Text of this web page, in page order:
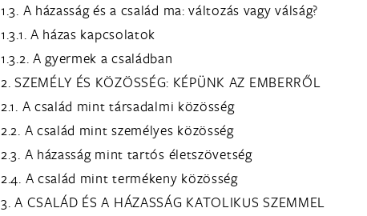
1.3. A házasság és a család ma: változás vagy válság?
1.3.1. A házas kapcsolatok
1.3.2. A gyermek a családban
2. SZEMÉLY ÉS KÖZÖSSÉG: KÉPÜNK AZ EMBERRŐL
2.1. A család mint társadalmi közösség
2.2. A család mint személyes közösség
2.3. A házasság mint tartós életszövetség
2.4. A család mint termékeny közösség
3. A CSALÁD ÉS A HÁZASSÁG KATOLIKUS SZEMMEL